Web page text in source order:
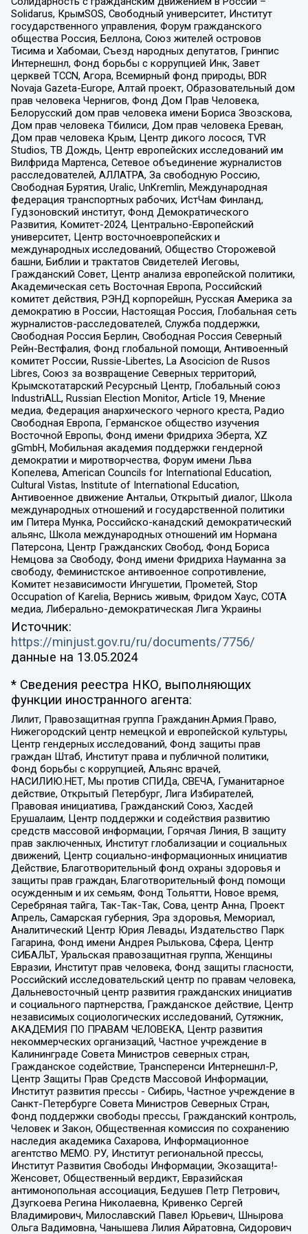
Solidarus, КрымSOS, Свободный университет, Институт
государственного управления, Форум гражданского
общества Россия, Беллона, Союз жителей островов
Тисима и Хабомаи, Съезд народных депутатов, Гринпис
Интернешнл, Фонд борьбы с коррупцией Инк, Завет
церквей TCCN, Агора, Всемирный фонд природы, BDR
Novaja Gazeta-Europe, Алтай проект, Образовательный дом
прав человека Чернигов, Фонд Дом Прав Человека,
Белорусский дом прав человека имени Бориса Звозскова,
Дом прав человека Тбилиси, Дом прав человека Ереван,
Дом прав человека Крым, Центр дикого лосося, TVR
Studios, ТВ Дождь, Центр европейских исследований им
Вилфрида Мартенса, Сетевое объединение журналистов
расследователей, АЛЛАТРА, За свободную Россию,
Свободная Бурятия, Uralic, UnKremlin, Международная
федерация транспортных рабочих, ИстЧам Финланд,
Гудзоновский институт, Фонд Демократического
Развития, Комитет-2024, Центрально-Европейский
университет, Центр восточноевропейских и
международных исследований, Общество Сторожевой
башни, Библии и трактатов Свидетелей Иеговы,
Гражданский Совет, Центр анализа европейской политики,
Академическая сеть Восточная Европа, Российский
комитет действия, РЭНД корпорейшн, Русская Америка за
демократию в России, Настоящая Россия, Глобальная сеть
журналистов-расследователей, Служба поддержки,
Свободная Россия Берлин, Свободная Россия Северный
Рейн-Вестфалия, Фонд глобальной помощи, Антивоенный
комитет России, Russie-Libertes, La Asocicion de Rusos
Libres, Союз за возвращение Северных территорий,
Крымскотатарский Ресурсный Центр, Глобальный союз
IndustriALL, Russian Election Monitor, Article 19, Мнение
медиа, Федерация анархического черного креста, Радио
Свободная Европа, Германское общество изучения
Восточной Европы, Фонд имени Фридриха Эберта, XZ
gGmbH, Мобильная академия поддержки гендерной
демократии и миротворчества, Форум имени Льва
Копелева, American Councils for International Education,
Cultural Vistas, Institute of International Education,
Антивоенное движение Антальи, Открытый диалог, Школа
международных отношений и государственной политики
им Питера Мунка, Российско-канадский демократический
альянс, Школа международных отношений им Нормана
Патерсона, Центр Гражданских Свобод, Фонд Бориса
Немцова за Свободу, Фонд имени Фридриха Науманна за
свободу, Феминистское антивоенное сопротивление,
Комитет независимости Ингушетии, Прометей, Stop
Occupation of Karelia, Вернись живым, Фридом Хаус, СОТА
медиа, Либерально-демократическая Лига Украины
Источник:
https://minjust.gov.ru/ru/documents/7756/
данные на 13.05.2024
* Сведения реестра НКО, выполняющих
функции иностранного агента:
Лилит, Правозащитная группа Гражданин.Армия.Право,
Нижегородский центр немецкой и европейской культуры,
Центр гендерных исследований, Фонд защиты прав
граждан Штаб, Институт права и публичной политики,
Фонд борьбы с коррупцией, Альянс врачей,
НАСИЛИЮ.НЕТ, Мы против СПИДа, СВЕЧА, Гуманитарное
действие, Открытый Петербург, Лига Избирателей,
Правовая инициатива, Гражданский Союз, Хасдей
Ерушалаим, Центр поддержки и содействия развитию
средств массовой информации, Горячая Линия, В защиту
прав заключенных, Институт глобализации и социальных
движений, Центр социально-информационных инициатив
Действие, Благотворительный фонд охраны здоровья и
защиты прав граждан, Благотворительный фонд помощи
осужденным и их семьям, Фонд Тольятти, Новое время,
Серебряная тайга, Так-Так-Так, Сова, центр Анна, Проект
Апрель, Самарская губерния, Эра здоровья, Мемориал,
Аналитический Центр Юрия Левады, Издательство Парк
Гагарина, Фонд имени Андрея Рылькова, Сфера, Центр
СИБАЛЬТ, Уральская правозащитная группа, Женщины
Евразии, Институт прав человека, Фонд защиты гласности,
Российский исследовательский центр по правам человека,
Дальневосточный центр развития гражданских инициатив
и социального партнерства, Гражданское действие, Центр
независимых социологических исследований, Сутяжник,
АКАДЕМИЯ ПО ПРАВАМ ЧЕЛОВЕКА, Центр развития
некоммерческих организаций, Частное учреждение в
Калининграде Совета Министров северных стран,
Гражданское содействие, Трансперенси Интернешнл-Р,
Центр Защиты Прав Средств Массовой Информации,
Институт развития прессы - Сибирь, Частное учреждение в
Санкт-Петербурге Совета Министров Северных Стран,
Фонд поддержки свободы прессы, Гражданский контроль,
Человек и Закон, Общественная комиссия по сохранению
наследия академика Сахарова, Информационное
агентство МЕМО. РУ, Институт региональной прессы,
Институт Развития Свободы Информации, Экозащита!-
Женсовет, Общественный вердикт, Евразийская
антимонопольная ассоциация, Бедушев Петр Петрович,
Дзугкоева Регина Николаевна, Кривенко Сергей
Владимирович, Милославский Павел Юрьевич, Шнырова
Ольга Вадимовна, Чанышева Лилия Айратовна, Сидорович